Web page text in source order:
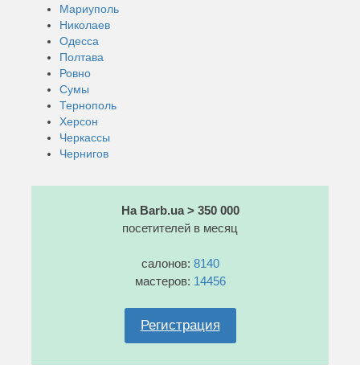
Мариуполь
Николаев
Одесса
Полтава
Ровно
Сумы
Тернополь
Херсон
Черкассы
Чернигов
На Barb.ua > 350 000
посетителей в месяц
салонов: 8140
мастеров: 14456
Регистрация